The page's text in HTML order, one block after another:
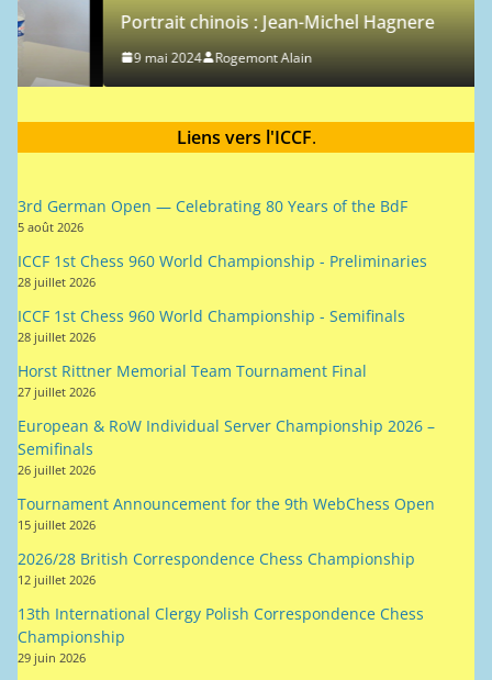
Portrait chinois : Jean-Michel Hagnere
9 mai 2024 Rogemont Alain
Liens vers l'ICCF.
3rd German Open — Celebrating 80 Years of the BdF
5 août 2026
ICCF 1st Chess 960 World Championship - Preliminaries
28 juillet 2026
ICCF 1st Chess 960 World Championship - Semifinals
28 juillet 2026
Horst Rittner Memorial Team Tournament Final
27 juillet 2026
European & RoW Individual Server Championship 2026 –
Semifinals
26 juillet 2026
Tournament Announcement for the 9th WebChess Open
15 juillet 2026
2026/28 British Correspondence Chess Championship
12 juillet 2026
13th International Clergy Polish Correspondence Chess
Championship
29 juin 2026